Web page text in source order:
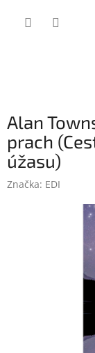
Alan
prach
úžasu)
Značka: EDI